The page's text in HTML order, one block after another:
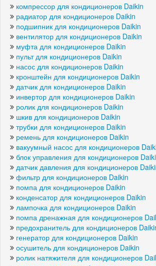
компрессор для кондиционеров Daikin
радиатор для кондиционеров Daikin
подшипник для кондиционеров Daikin
вентилятор для кондиционеров Daikin
муфта для кондиционеров Daikin
пульт для кондиционеров Daikin
насос для кондиционеров Daikin
кронштейн для кондиционеров Daikin
датчик для кондиционеров Daikin
инвертор для кондиционеров Daikin
ролик для кондиционеров Daikin
шкив для кондиционеров Daikin
трубки для кондиционеров Daikin
ремень для кондиционеров Daikin
вакуумный насос для кондиционеров
блок управления для кондиционеров
датчик давления для кондиционеров
фильтр для кондиционеров Daikin
помпа для кондиционеров Daikin
конденсатор для кондиционеров Daikin
лампочка для кондиционеров Daikin
помпа дренажная для кондиционеров
предохранитель для кондиционеров
генератор для кондиционеров Daikin
осушитель для кондиционеров Daikin
ролик натяжителя для кондиционеров